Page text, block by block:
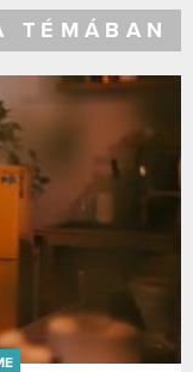
TÉMÁBAN